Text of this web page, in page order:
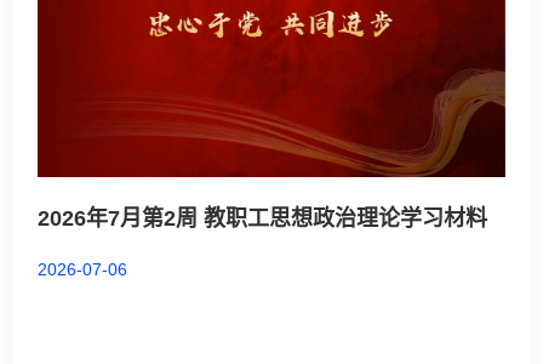
2026年7月第2周 教职工思想政治理论学习材料
2026-07-06